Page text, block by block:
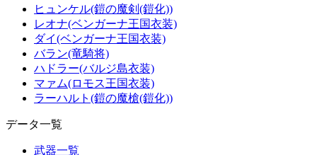
ヒュンケル(鎧の魔剣(鎧化))
レオナ(ベンガーナ王国衣装)
ダイ(ベンガーナ王国衣装)
バラン(竜騎将)
ハドラー(バルジ島衣装)
マァム(ロモス王国衣装)
ラーハルト(鎧の魔槍(鎧化))
データ一覧
武器一覧